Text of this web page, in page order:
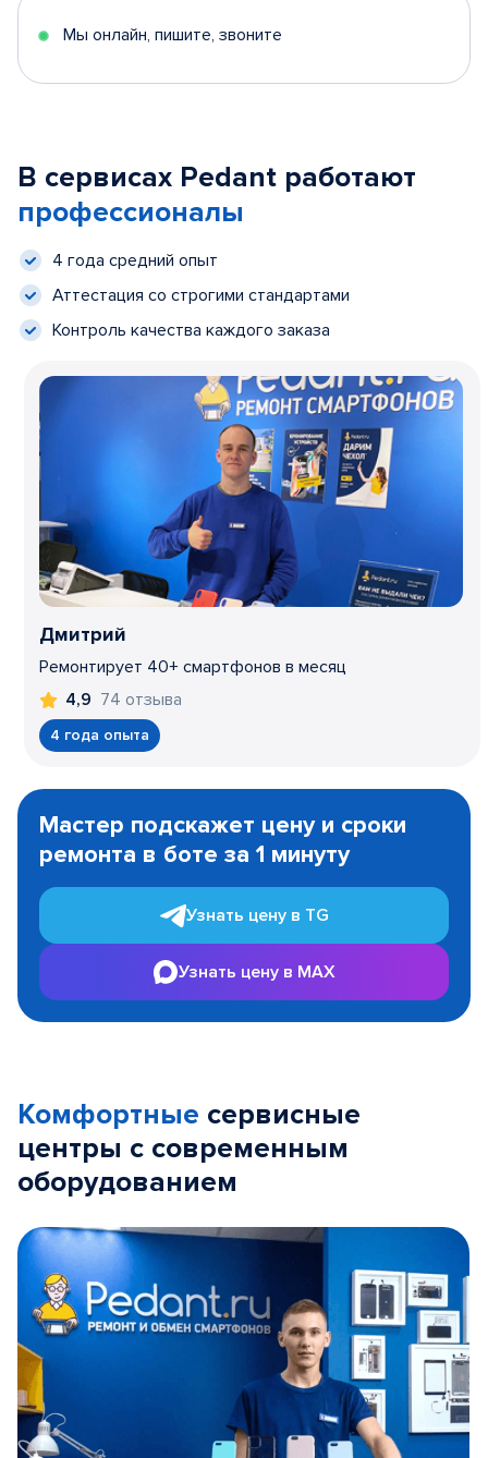
Мы онлайн, пишите, звоните
В сервисах Pedant работают
профессионалы
4 года средний опыт
Аттестация со строгими стандартами
Контроль качества каждого заказа
Дмитрий
Ремонтирует 40+ смартфонов в месяц
4,9 74 отзыва
4 года опыта
1
Мастер подскажет цену и сроки
ремонта в боте за 1 минуту
Узнать цену в TG
Узнать цену в MAX
Комфортные сервисные
центры с современным
оборудованием